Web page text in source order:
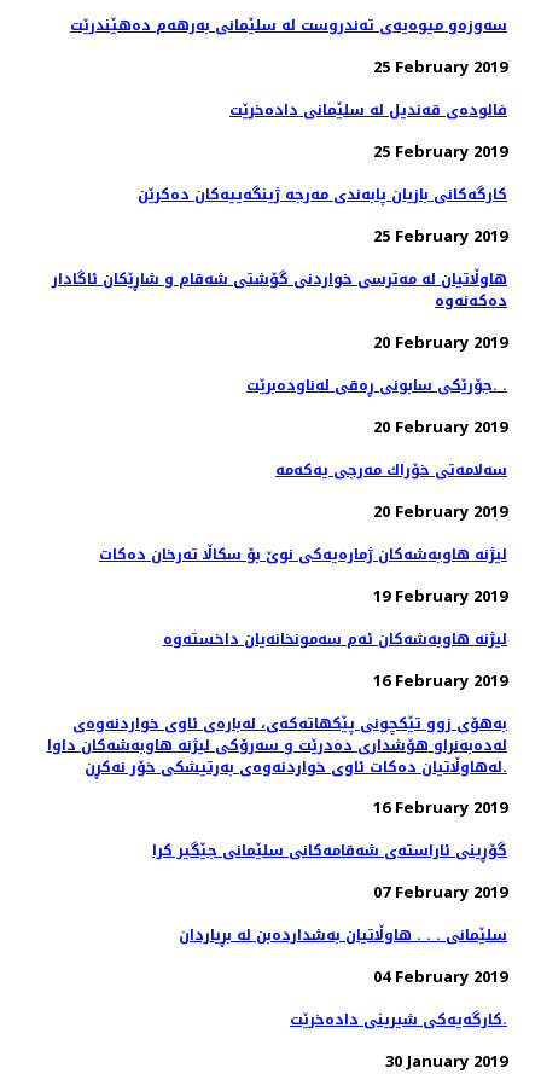
سه‌وزه‌و میوه‌یه‌ی ته‌ندروست له‌ سلێمانی به‌رهه‌م ده‌هێندرێت
25 February 2019
فالوده‌ی قه‌ندیل له‌ سلێمانی داده‌خرێت
25 February 2019
كارگه‌كانی بازیان پابه‌ندی مه‌رجه‌ ژینگه‌ییه‌كان ده‌كرێن
25 February 2019
هاوڵاتیان له‌ مەترسی خواردنی گۆشتی شەقام و شاڕێكان ئاگادار
20 February 2019
جۆرێكی سابونی ڕه‌قی له‌ناوده‌برێت. .
20 February 2019
20 February 2019
لیژنه‌ هاوبه‌شه‌كان ژماره‌یه‌كی نوێ بۆ سكاڵا ته‌رخان ده‌كات
19 February 2019
16 February 2019
به‌هۆی زوو تێكچونی پێكهاته‌كه‌ی، لەبارەی ئاوی خواردنەوەی
له‌ده‌به‌نراو هۆشداری دەدرێت و سه‌رۆكی لیژنه هاوبه‌شه‌كان داوا
له‌هاوڵاتیان ده‌كات ئاوی خواردنه‌وه‌ی به‌رتیشكی خۆر نه‌كڕن.
16 February 2019
گۆڕینی ئاراسته‌ی شه‌قامه‌كانی سلێمانی جێگیر كرا
07 February 2019
سلێمانی . . . هاوڵاتیان به‌شدارده‌بن له‌ بڕیاردان
04 February 2019
کارگەیەکی شیرینی دادەخرێت.
30 January 2019